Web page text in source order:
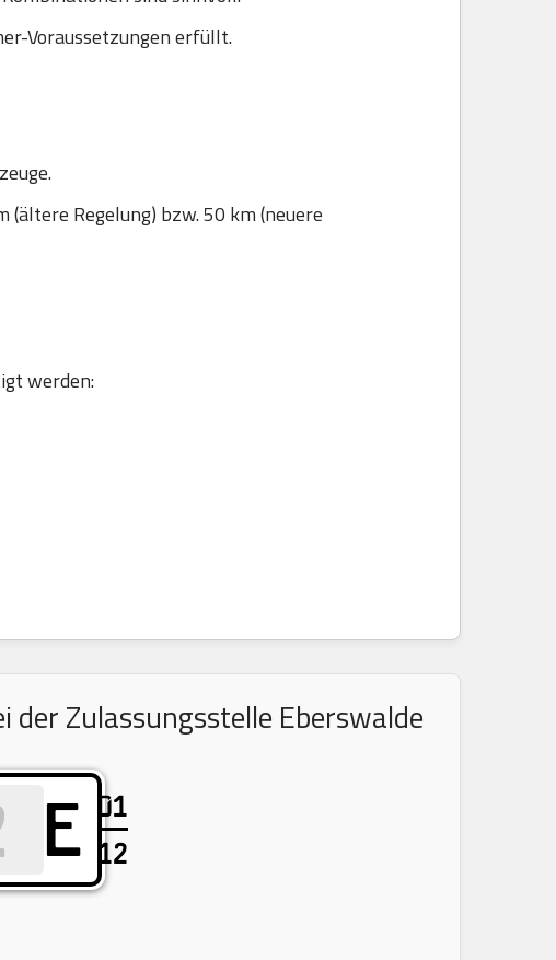
Voraussetzungen erfüllt.
Regelung) bzw. 50 km (neuere
werden:
Zulassungsstelle Eberswalde
E
01
12